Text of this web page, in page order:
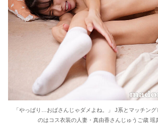
「やっぱり…おばさんじゃダメよね。」 J系とマッチン
のはコス衣装の人妻・真由香さんじゅうご歳 瑶